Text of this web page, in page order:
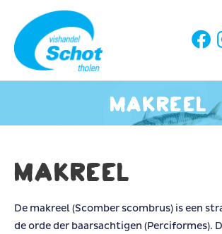
inhoud
Makreel
Makreel
De makreel (Scomber scombrus) is een
de orde der baarsachtigen (Perciformes).